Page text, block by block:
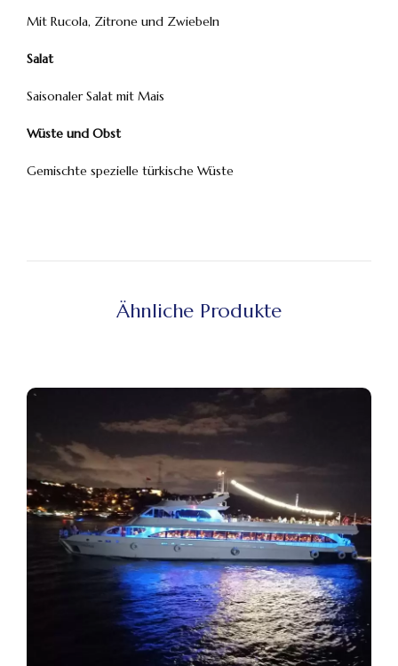
Mit Rucola, Zitrone und Zwiebeln
Salat
Saisonaler Salat mit Mais
Wüste und Obst
Gemischte spezielle türkische Wüste
Ähnliche Produkte